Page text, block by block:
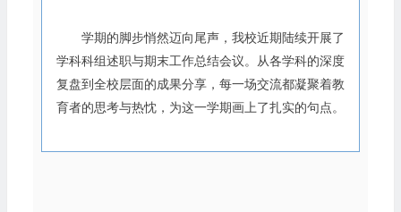
学期的脚步悄然迈向尾声，我校近期陆续开展了
学科科组述职与期末工作总结会议。从各学科的深度
复盘到全校层面的成果分享，每一场交流都凝聚着教
育者的思考与热忱，为这一学期画上了扎实的句点。